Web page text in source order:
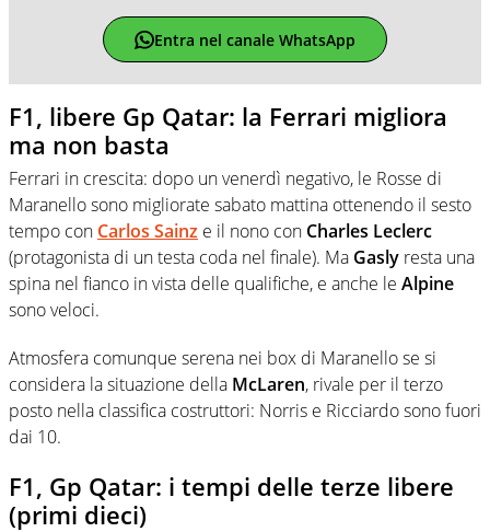
Entra nel canale WhatsApp
F1, libere Gp Qatar: la Ferrari migliora
ma non basta
Ferrari in crescita: dopo un venerdì negativo, le Rosse di
Maranello sono migliorate sabato mattina ottenendo il sesto
tempo con Carlos Sainz e il nono con Charles Leclerc
(protagonista di un testa coda nel finale). Ma Gasly resta una
spina nel fianco in vista delle qualifiche, e anche le Alpine
sono veloci.
Atmosfera comunque serena nei box di Maranello se si
considera la situazione della McLaren, rivale per il terzo
posto nella classifica costruttori: Norris e Ricciardo sono fuori
dai 10.
F1, Gp Qatar: i tempi delle terze libere
(primi dieci)